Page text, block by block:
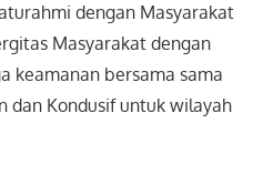
dengan Masyarakat
Masyarakat dengan
keamanan bersama sama
dan Kondusif untuk wilayah